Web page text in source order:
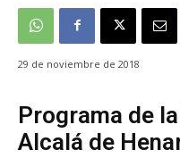
29 de noviembre de 2018
Programa de
Alcalá de